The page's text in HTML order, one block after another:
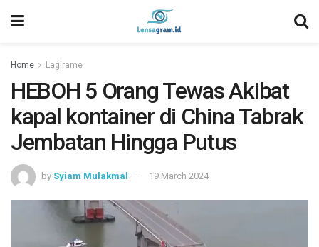
Home Lagirame
HEBOH 5 Orang Tewas Akibat
kapal kontainer di China Tabrak
Jembatan Hingga Putus
by Syiam Mulakmal 19 March 2024